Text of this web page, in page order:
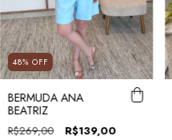
48% OFF
BERMUDA ANA
BEATRIZ
R$269,00 R$139,00